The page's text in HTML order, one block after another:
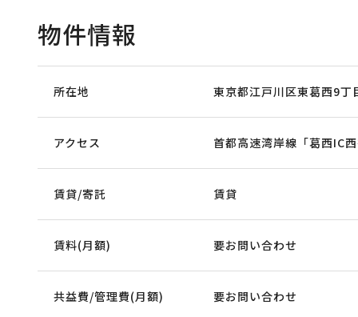
物件情報
所在地 東京都江戸川区東葛西9
アクセス 首都高速湾岸線「葛西IC
賃貸/寄託 賃貸
賃料(月額) 要お問い合わせ
共益費/管理費(月額) 要お問い合わせ